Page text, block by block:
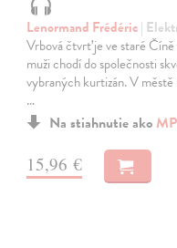
Lenormand Frédéric|
Vrbová čtvrť je ve staré
muži chodí do společnosti
vybraných kurtizán. V
…
Na stiahnutie ako
15,96 €